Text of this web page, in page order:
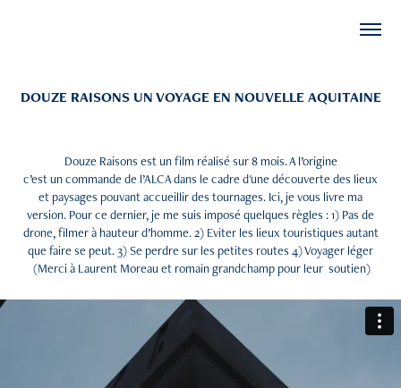
DOUZE RAISONS UN VOYAGE EN NOUVELLE AQUITAINE
Douze Raisons est un film réalisé sur 8 mois. A l’origine
c’est un commande de l’ALCA dans le cadre d'une découverte des lieux
et paysages pouvant accueillir des tournages. Ici, je vous livre ma
version. Pour ce dernier, je me suis imposé quelques règles : 1) Pas de
drone, filmer à hauteur d’homme. 2) Eviter les lieux touristiques autant
que faire se peut. 3) Se perdre sur les petites routes 4) Voyager léger
(Merci à Laurent Moreau et romain grandchamp pour leur soutien)